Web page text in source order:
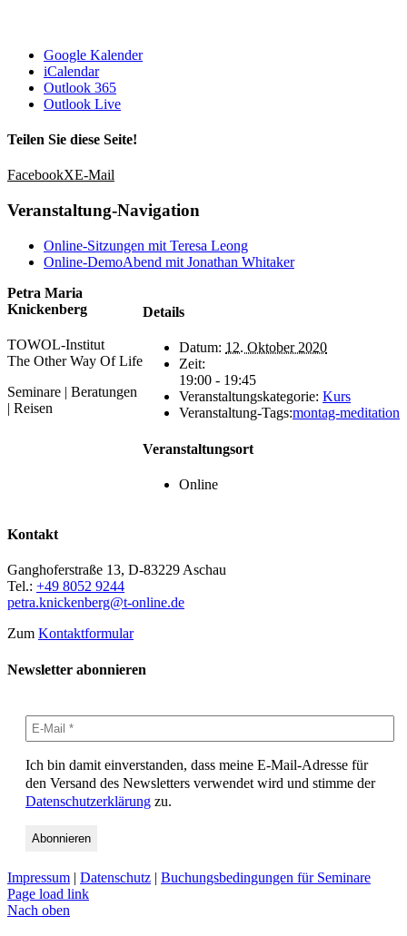
Google Kalender
iCalendar
Outlook 365
Outlook Live
Teilen Sie diese Seite!
FacebookXE-Mail
Veranstaltung-Navigation
Online-Sitzungen mit Teresa Leong
Online-DemoAbend mit Jonathan Whitaker
Details
Datum: 12. Oktober 2020
Zeit:
19:00 - 19:45
Veranstaltungskategorie: Kurs
Veranstaltung-Tags:montag-meditation
Veranstaltungsort
Online
Petra Maria
Knickenberg
TOWOL-Institut
The Other Way Of Life
Seminare | Beratungen
| Reisen
Kontakt
Ganghoferstraße 13, D-83229 Aschau
Tel.: +49 8052 9244
petra.knickenberg@t-online.de
Zum Kontaktformular
Newsletter abonnieren
Ich bin damit einverstanden, dass meine E-Mail-Adresse für
den Versand des Newsletters verwendet wird und stimme der
Datenschutzerklärung zu.
Impressum | Datenschutz | Buchungsbedingungen für Seminare
Page load link
Nach oben